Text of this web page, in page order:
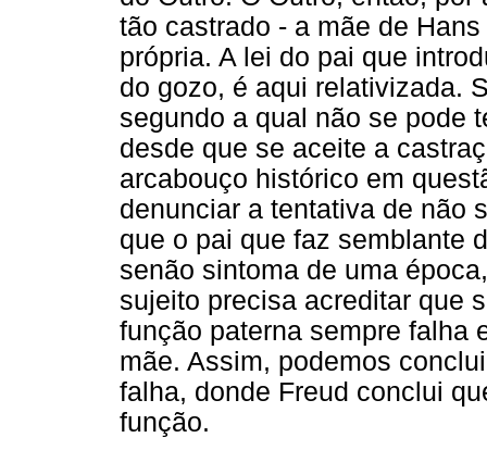
tão castrado - a mãe de
própria. A lei do pai que
do gozo, é aqui relativizada.
segundo a qual não se pode
desde que se aceite a
arcabouço histórico em
denunciar a tentativa de não
que o pai que faz semblante
senão sintoma de uma
sujeito precisa acreditar que
função paterna sempre falha
mãe. Assim, podemos
falha, donde Freud conclui
função.